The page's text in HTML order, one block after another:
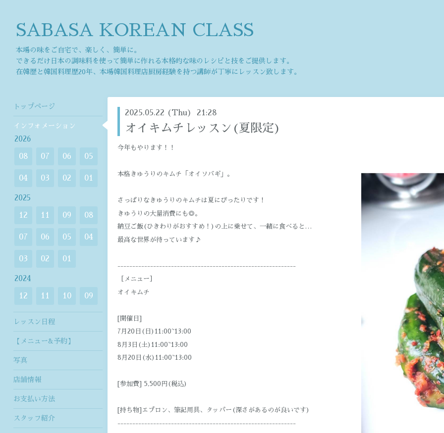
SABASA KOREAN CLASS
本場の味をご自宅で、楽しく、簡単に。
できるだけ日本の調味料を使って簡単に作れる本格的な味のレシピと技をご提供します。
在韓歴と韓国料理歴20年、本場韓国料理店厨房経験を持つ講師が丁寧にレッスン致します。
2025.05.22 (Thu) 21:28
オイキムチレッスン(夏限定)
今年もやります！！
本格きゅうりのキムチ「オイソバギ」。
さっぱりなきゅうりのキムチは夏にぴったりです！
きゅうりの大量消費にも◎。
納豆ご飯(ひきわりがおすすめ！)の上に乗せて、一緒に食べると…
最高な世界が待っています♪
------------------------------------------------------------
［メニュー］
オイキムチ
[開催日]
7月20日(日)11:00~13:00
8月3日(土)11:00~13:00
8月20日(水)11:00~13:00
[参加費] 5,500円(税込)
[持ち物]エプロン、筆記用具、タッパー(深さがあるのが良いです)
------------------------------------------------------------
トップページ
インフォメーション
2026
08 07 06 05
04 03 02 01
2025
12 11 09 08
07 06 05 04
03 02 01
2024
12 11 10 09
レッスン日程
【メニュー&予約】
写真
店舗情報
お支払い方法
スタッフ紹介